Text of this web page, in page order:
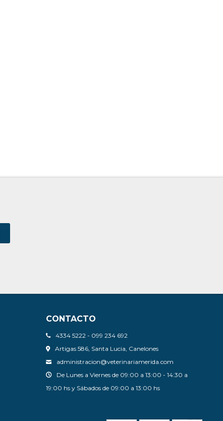
CONTACTO
4334 5222 - 099 234 692
Artigas 586, Santa Lucia, Canelones
administracion@veterinariamerida.com
De Lunes a Viernes de 09:00 a 13:00 - 14:30 a
19:00 hs y Sábados de 09:00 a 13:00 hs